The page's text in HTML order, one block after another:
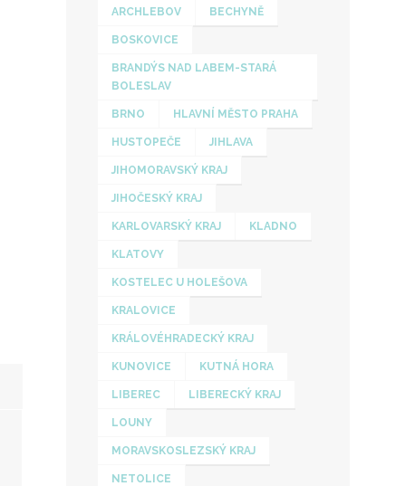
ARCHLEBOV BECHYNĚ
BOSKOVICE
BRANDÝS NAD LABEM-STARÁ
BOLESLAV
BRNO HLAVNÍ MĚSTO PRAHA
HUSTOPEČE JIHLAVA
JIHOMORAVSKÝ KRAJ
JIHOČESKÝ KRAJ
KARLOVARSKÝ KRAJ KLADNO
KLATOVY
KOSTELEC U HOLEŠOVA
KRALOVICE
KRÁLOVÉHRADECKÝ KRAJ
KUNOVICE KUTNÁ HORA
LIBEREC LIBERECKÝ KRAJ
LOUNY
MORAVSKOSLEZSKÝ KRAJ
NETOLICE